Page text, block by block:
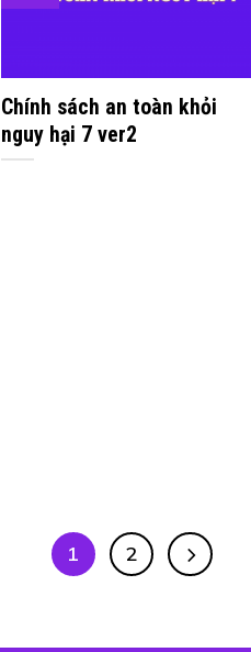
Chính sách an toàn khỏi
nguy hại 7 ver2
1 2